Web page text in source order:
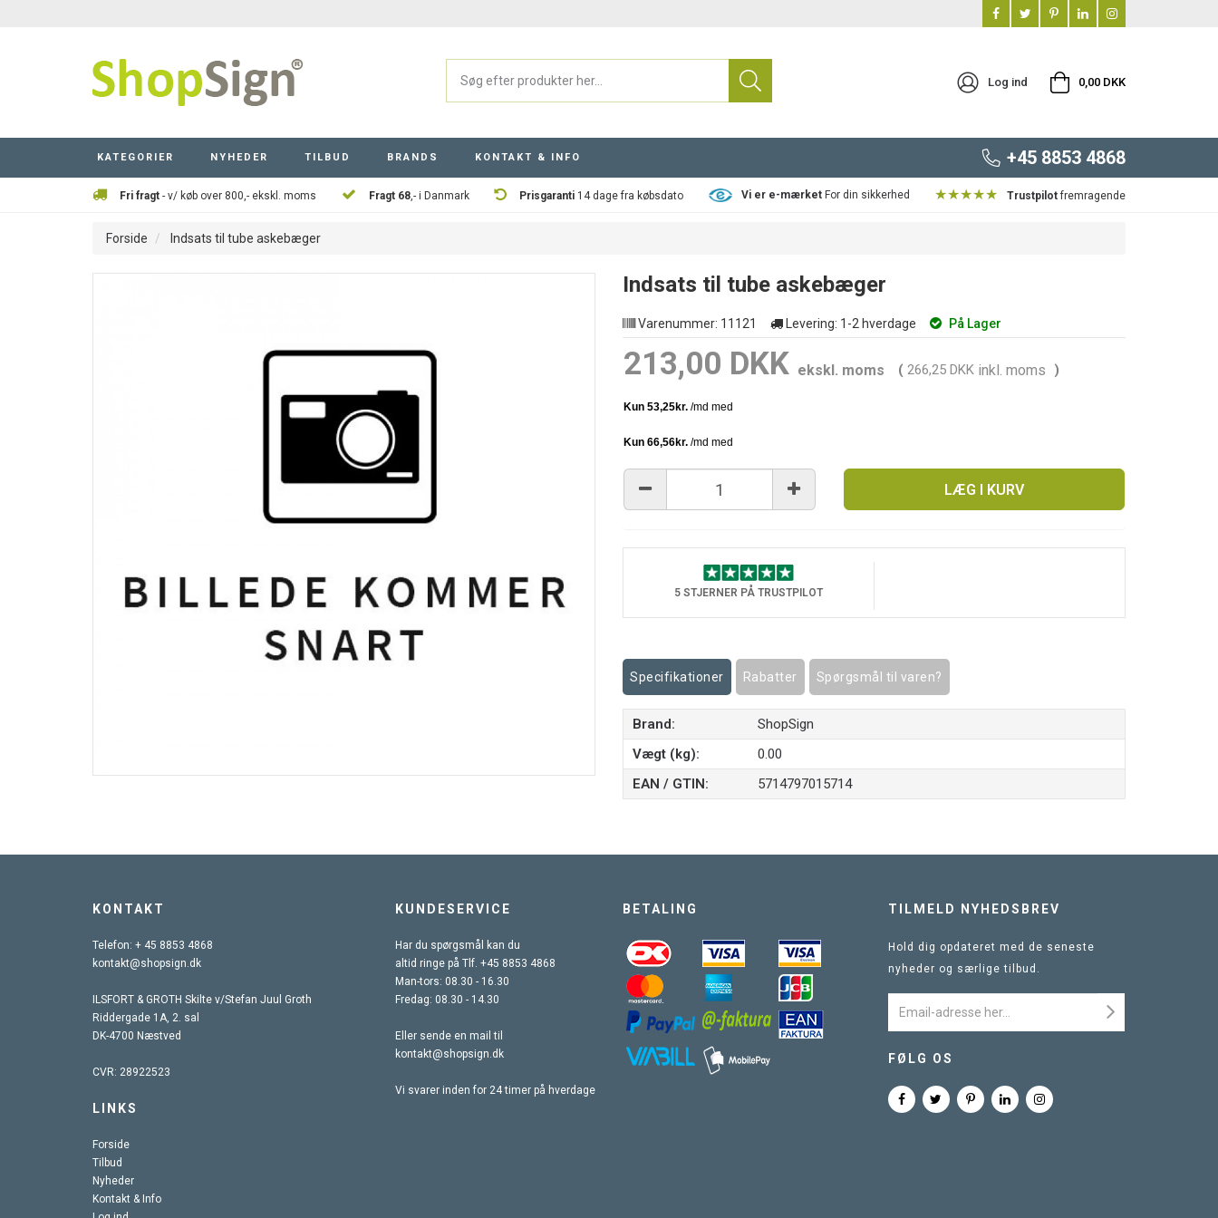
Log ind 0,00 DKK
KATEGORIER NYHEDER TILBUD BRANDS KONTAKT & INFO +45 8853 4868
Fri fragt - v/ køb over 800,- ekskl. moms Fragt 68,- i Danmark Prisgaranti 14 dage fra købsdato Vi er e-mærketFor din sikkerhed ★★★★★ Trustpilotfremragende
Forside Indsats til tube askebæger
Indsats til tube askebæger
Varenummer: 11121 Levering: 1-2 hverdage På Lager
213,00 DKK ekskl. moms ( 266,25 DKK inkl. moms )
LÆG I KURV
5 STJERNER PÅ TRUSTPILOT
Specifikationer Rabatter Spørgsmål til varen?
Brand:
ShopSign
Vægt (kg):
0.00
EAN / GTIN:
5714797015714
KONTAKT
Telefon: + 45 8853 4868
kontakt@shopsign.dk
ILSFORT & GROTH Skilte v/Stefan Juul Groth
Riddergade 1A, 2. sal
DK-4700 Næstved
CVR: 28922523
KUNDESERVICE
Har du spørgsmål kan du
altid ringe på Tlf. +45 8853 4868
Man-tors: 08.30 - 16.30
Fredag: 08.30 - 14.30
Eller sende en mail til
kontakt@shopsign.dk
Vi svarer inden for 24 timer på hverdage
LINKS
Forside
Tilbud
Nyheder
Kontakt & Info
BETALING TILMELD NYHEDSBREV
Hold dig opdateret med de seneste
nyheder og særlige tilbud.
FØLG OS